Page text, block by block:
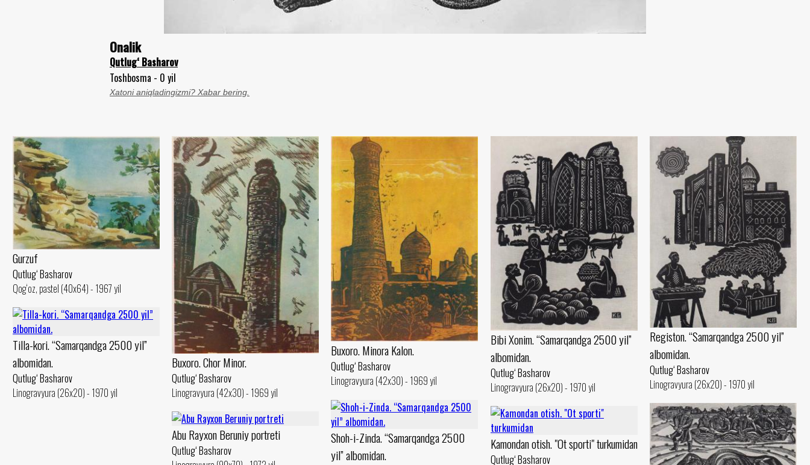
Onalik
Qutlug‘ Basharov
Toshbosma - 0 yil
Xatoni aniqladingizmi? Xabar bering.
Gurzuf
Qutlug‘ Basharov
Qog‘oz, pastel (40x64) - 1967 yil
Buxoro. Chor Minor.
Qutlug‘ Basharov
Linogravyura (42x30) - 1969 yil
Buxoro. Minora Kalon.
Qutlug‘ Basharov
Linogravyura (42x30) - 1969 yil
Bibi Xonim. “Samarqandga 2500 yil”
albomidan.
Qutlug‘ Basharov
Linogravyura (26x20) - 1970 yil
Registon. “Samarqandga 2500 yil”
albomidan.
Qutlug‘ Basharov
Linogravyura (26x20) - 1970 yil
Tilla-kori. “Samarqandga 2500 yil”
albomidan.
Qutlug‘ Basharov
Linogravyura (26x20) - 1970 yil
Shoh-i-Zinda. “Samarqandga 2500
yil” albomidan.
Kamondan otish. "Ot sporti" turkumidan
Qutlug‘ Basharov
Abu Rayxon Beruniy portreti
Qutlug‘ Basharov